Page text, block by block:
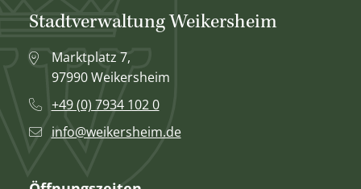
Stadtverwaltung Weikersheim
Marktplatz 7,
97990 Weikersheim
+49 (0) 7934 102 0
info@weikersheim.de